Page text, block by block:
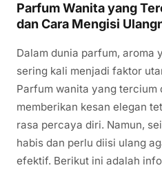
Parfum Wanita yang
dan Cara Mengisi
Dalam dunia parfum, aroma
sering kali menjadi faktor
Parfum wanita yang tercium
memberikan kesan elegan
rasa percaya diri. Namun,
habis dan perlu diisi ulang
efektif. Berikut ini adalah